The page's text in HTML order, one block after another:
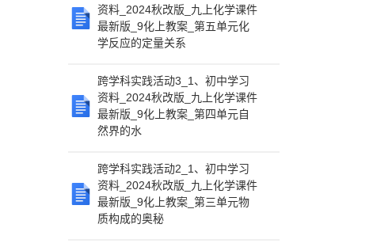
资料_2024秋改版_九上化学课件
最新版_9化上教案_第五单元化
学反应的定量关系
跨学科实践活动3_1、初中学习
资料_2024秋改版_九上化学课件
最新版_9化上教案_第四单元自
然界的水
跨学科实践活动2_1、初中学习
资料_2024秋改版_九上化学课件
最新版_9化上教案_第三单元物
质构成的奥秘